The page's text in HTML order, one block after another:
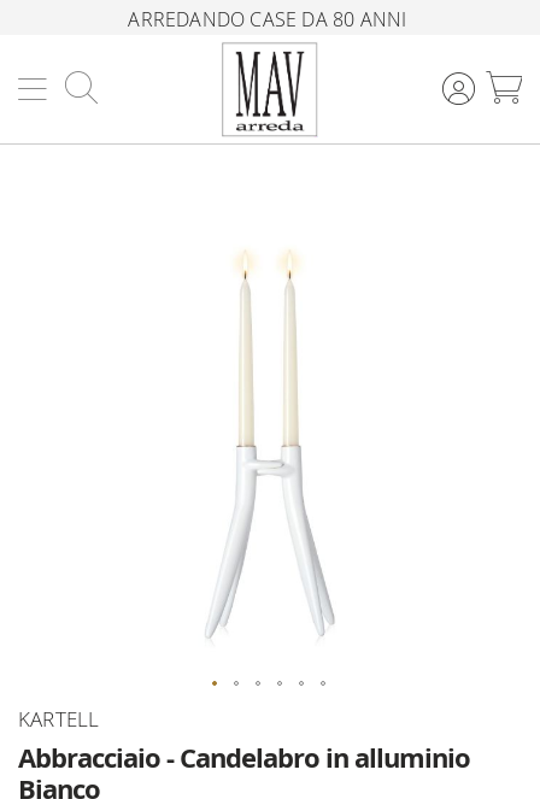
ARREDANDO CASE DA 80 ANNI
Abbracciaio - Candelabro in alluminio
Bianco
KARTELL
Vai
della